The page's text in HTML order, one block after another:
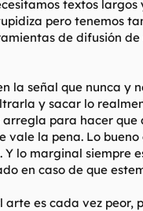
textos largos
pero tenemos
de difusión
la señal que nunca y
y sacar lo
arregla para hacer
vale la pena. Lo
Y lo marginal siempre
en caso de que
arte es cada vez peor,